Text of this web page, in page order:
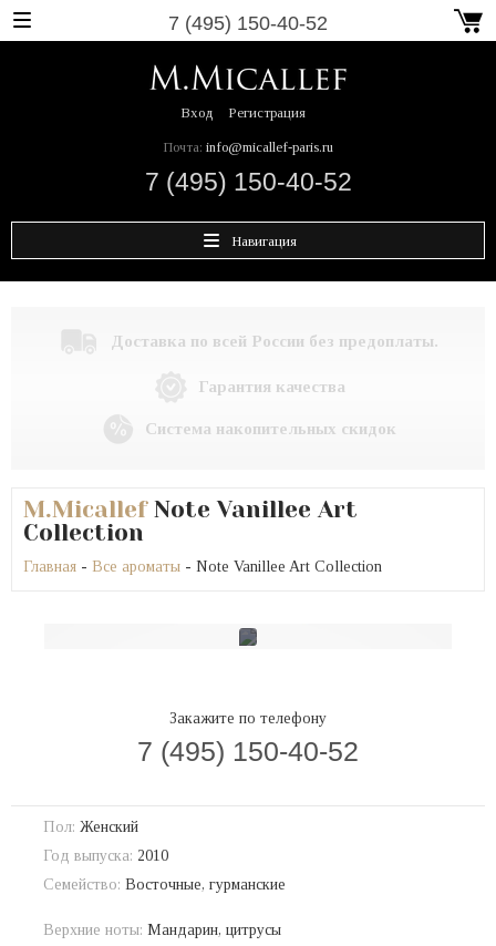
7 (495) 150-40-52
Вход Регистрация
Почта: info@micallef-paris.ru
7 (495) 150-40-52
Навигация
Доставка по всей России без предоплаты.
Гарантия качества
Система накопительных скидок
M.MicallefNote Vanillee Art
Collection
Главная - Все ароматы - Note Vanillee Art Collection
Закажите по телефону
7 (495) 150-40-52
Пол: Женский
Год выпуска: 2010
Семейство: Восточные, гурманские
Верхние ноты: Мандарин, цитрусы